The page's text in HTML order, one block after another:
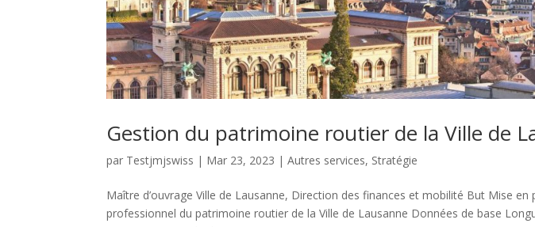
Gestion du patrimoine routier de la Ville de
par Testjmjswiss | Mar 23, 2023 |Autres services, Stratégie
Maître d’ouvrage Ville de Lausanne, Direction des finances et mobilité But Mise en
professionnel du patrimoine routier de la Ville de Lausanne Données de base